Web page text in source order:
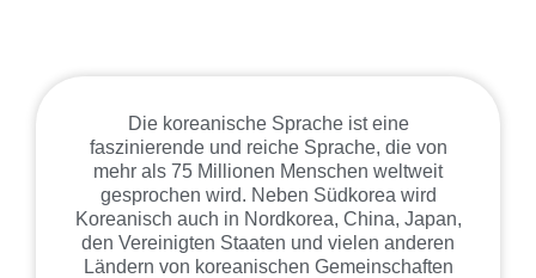
Die koreanische Sprache ist eine
faszinierende und reiche Sprache, die von
mehr als 75 Millionen Menschen weltweit
gesprochen wird. Neben Südkorea wird
Koreanisch auch in Nordkorea, China, Japan,
den Vereinigten Staaten und vielen anderen
Ländern von koreanischen Gemeinschaften